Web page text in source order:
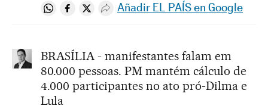
Compartir en Whatsapp
Compartir en Facebook
Compartir en Twitter
Desplegar Redes Sociales
Añadir EL PAÍS en Google
BRASÍLIA - manifestantes falam em
80.000 pessoas. PM mantém cálculo de
4.000 participantes no ato pró-Dilma e
Lula